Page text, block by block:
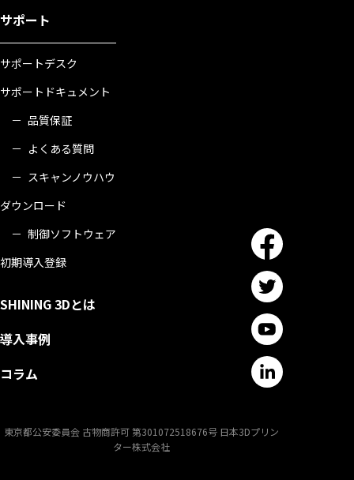
サポート
サポートデスク
サポートドキュメント
品質保証
よくある質問
スキャンノウハウ
ダウンロード
制御ソフトウェア
初期導入登録
SHINING 3Dとは
導入事例
コラム
東京都公安委員会 古物商許可 第301072518676号 日本3Dプリン
ター株式会社